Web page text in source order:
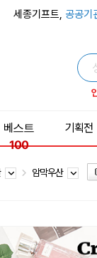
세종기프트, 공공기
베스트
100
기획전
암막우산